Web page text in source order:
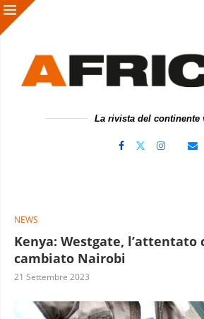
La rivista del continente
NEWS
Kenya: Westgate, l’attentato
cambiato Nairobi
21 Settembre 2023